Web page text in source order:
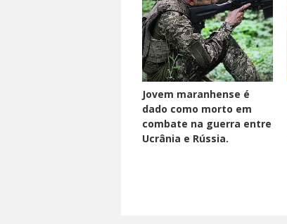
Jovem maranhense é
dado como morto em
combate na guerra entre
Ucrânia e Rússia.